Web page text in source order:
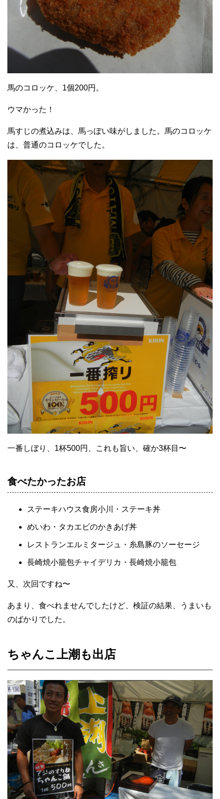
馬のコロッケ、1個200円。
ウマかった！
馬すじの煮込みは、馬っぽい味がしました。馬のコロッケ
は、普通のコロッケでした。
一番しぼり、1杯500円、これも旨い、確か3杯目〜
食べたかったお店
ステーキハウス食房小川・ステーキ丼
めいわ・タカエビのかきあげ丼
レストランエルミタージュ・糸島豚のソーセージ
長崎焼小籠包チャイデリカ・長崎焼小籠包
又、次回ですね〜
あまり、食べれませんでしたけど、検証の結果、うまいも
のばかりでした。
ちゃんこ上潮も出店